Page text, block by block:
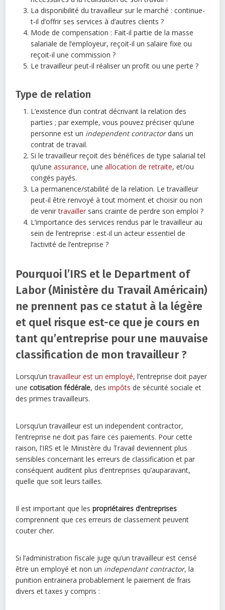
La disponibilité du travailleur sur le marché : continue-
t-il d’offrir ses services à d’autres clients ?
Mode de compensation : Fait-il partie de la masse
salariale de l’employeur, reçoit-il un salaire fixe ou
reçoit-il une commission ?
Le travailleur peut-il réaliser un profit ou une perte ?
Type de relation
L’existence d’un contrat décrivant la relation des
parties ; par exemple, vous pouvez préciser qu’une
personne est un independent contractordans un
contrat de travail.
Si le travailleur reçoit des bénéfices de type salarial tel
qu’uneassurance, uneallocation de retraite, et/ou
congés payés.
La permanence/stabilité de la relation. Le travailleur
peut-il être renvoyé à tout moment et choisir ou non
de venirtravailler sans crainte de perdre son emploi ?
L’importance des services rendus par le travailleur au
sein de l’entreprise : est-il un acteur essentiel de
l’activité de l’entreprise ?
Pourquoi l’IRS et le Department of
Labor (Ministère du Travail Américain)
ne prennent pas ce statut à la légère
et quel risque est-ce que je cours en
tant qu’entreprise pour une mauvaise
classification de mon travailleur ?
Lorsqu’untravailleur est un employé, l’entreprise doit payer
unecotisation fédérale, desimpôts de sécurité sociale et
des primes travailleurs.
Lorsqu’un travailleur est un independent contractor,
l’entreprise ne doit pas faire ces paiements. Pour cette
raison, l’IRS et le Ministère du Travail deviennent plus
sensibles concernant les erreurs de classification et par
conséquent auditent plus d’entreprises qu’auparavant,
quelle que soit leurs tailles.
Il est important que lespropriétaires d’entreprises
comprennent que ces erreurs de classement peuvent
couter cher.
Si l’administration fiscale juge qu’un travailleur est censé
être un employé et non un independant contractor, la
punition entrainera probablement le paiement de frais
divers et taxes y compris :